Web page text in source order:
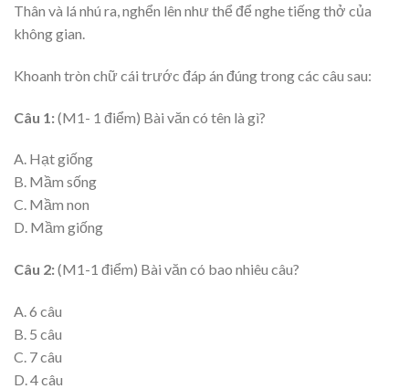
Thân và lá nhú ra, nghển lên như thể để nghe tiếng thở của
không gian.
Khoanh tròn chữ cái trước đáp án đúng trong các câu sau:
Câu 1:(M1- 1 điểm) Bài văn có tên là gì?
A. Hạt giống
B. Mầm sống
C. Mầm non
D. Mầm giống
Câu 2:(M1-1 điểm) Bài văn có bao nhiêu câu?
A. 6 câu
B. 5 câu
C. 7 câu
D. 4 câu